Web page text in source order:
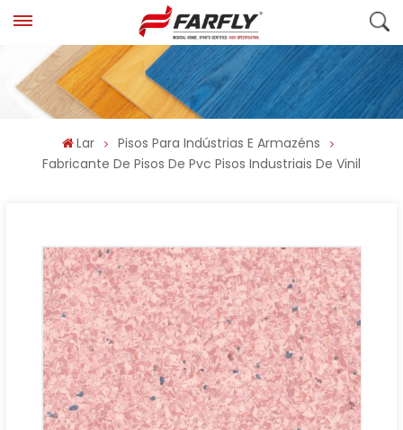
Lar
Pisos Para Indústrias E Armazéns
Fabricante De Pisos De Pvc Pisos Industriais De Vinil